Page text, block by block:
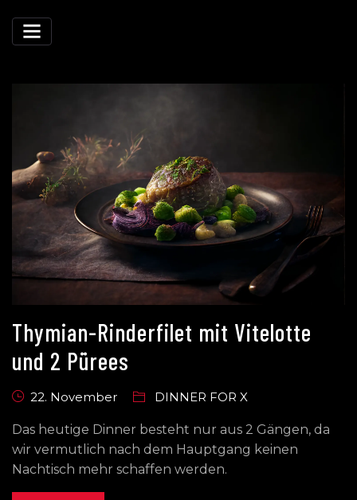
Thymian-Rinderfilet mit Vitelotte
und 2 Pürees
22. November DINNER FOR X
Das heutige Dinner besteht nur aus 2 Gängen, da
wir vermutlich nach dem Hauptgang keinen
Nachtisch mehr schaffen werden.